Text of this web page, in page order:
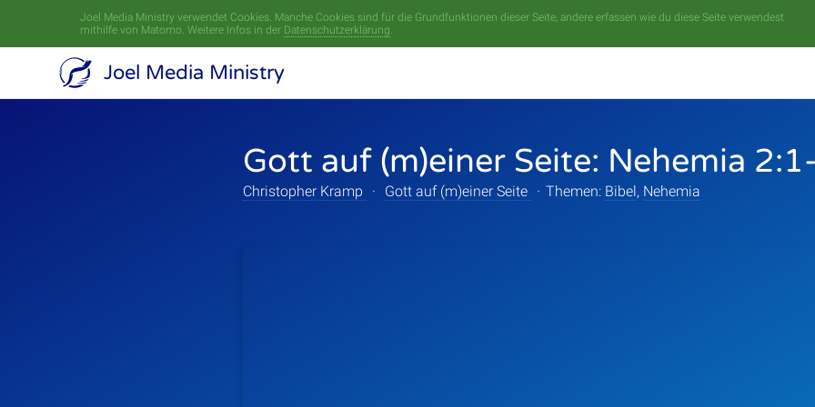
Joel Media Ministry verwendet Cookies. Manche Cookies sind für die Grundfunktionen dieser Seite, andere erfassen wie du diese Seite verwendest
mithilfe von Matomo. Weitere Infos in der Datenschutzerklärung.
Joel Media Ministry
Gott auf (m)einer Seite: Nehemia
Christopher Kramp · Gott auf (m)einer Seite · Themen: Bibel, Nehemia